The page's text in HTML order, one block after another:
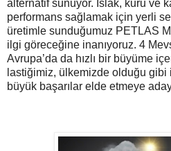
alternatif sunuyor. Islak, kuru ve
performans sağlamak için yerli
üretimle sunduğumuz PETLAS
ilgi göreceğine inanıyoruz. 4
Avrupa’da da hızlı bir büyüme
lastiğimiz, ülkemizde olduğu gibi
büyük başarılar elde etmeye